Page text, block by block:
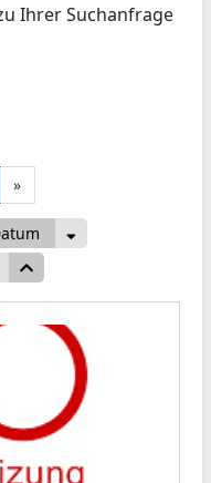
Ihrer Suchanfrage
»